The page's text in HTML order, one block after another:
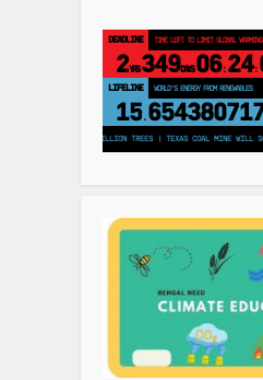
DEADLINE TIME LEFT TO LIMIT GLOBAL
2YRS 349DAYS 06: 24:
LIFELINE LAND PROTECTED BY INDIGENOUS PEOPLE
43,500,000
PLANS TO PLANT 250 MILLION TREES | TEXAS COAL MINE WILL